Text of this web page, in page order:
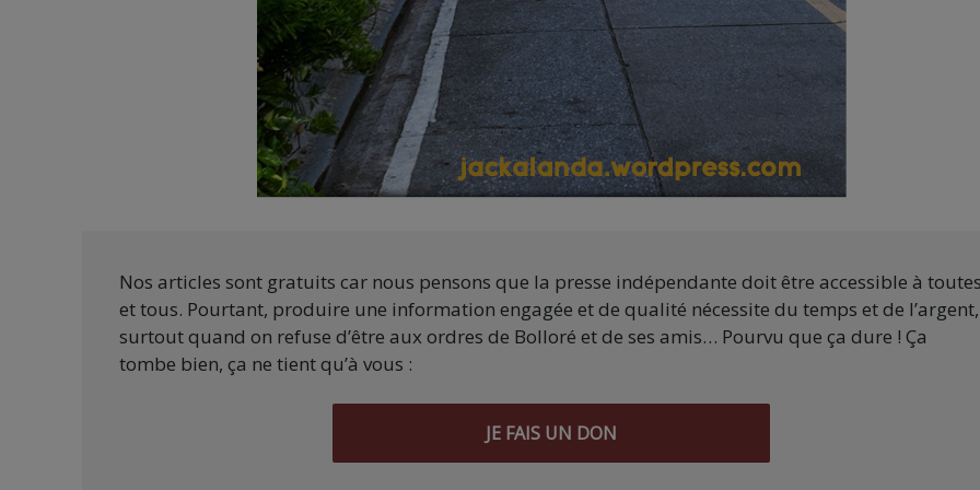
Nos articles sont gratuits car nous pensons que la presse indépendante doit être accessible à
et tous. Pourtant, produire une information engagée et de qualité nécessite du temps et de l’argent,
surtout quand on refuse d’être aux ordres de Bolloré et de ses amis… Pourvu que ça dure ! Ça
tombe bien, ça ne tient qu’à vous :
JE FAIS UN DON